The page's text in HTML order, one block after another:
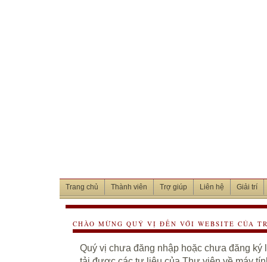
Trang chủ Thành viên Trợ giúp Liên hệ Giải trí
CHÀO MỪNG QUÝ VỊ ĐẾN VỚI WEBSITE CỦA
Quý vị chưa đăng nhập hoặc chưa đăng ký